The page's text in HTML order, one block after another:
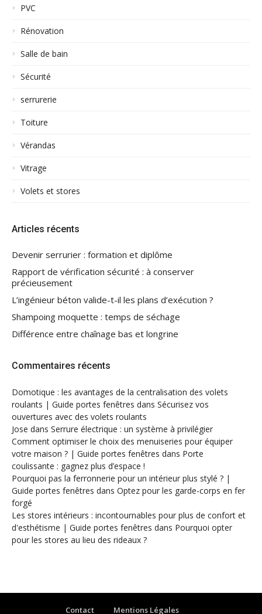
PVC
Rénovation
Salle de bain
Sécurité
serrurerie
Toiture
Vérandas
Vitrage
Volets et stores
Articles récents
Devenir serrurier : formation et diplôme
Rapport de vérification sécurité : à conserver
précieusement
L’ingénieur béton valide-t-il les plans d’exécution ?
Shampoing moquette : temps de séchage
Différence entre chaînage bas et longrine
Commentaires récents
Domotique : les avantages de la centralisation des volets
roulants | Guide portes fenêtres dans Sécurisez vos
ouvertures avec des volets roulants
Jose dans Serrure électrique : un système à privilégier
Comment optimiser le choix des menuiseries pour équiper
votre maison ? | Guide portes fenêtres dans Porte
coulissante : gagnez plus d’espace !
Pourquoi pas la ferronnerie pour un intérieur plus stylé ? |
Guide portes fenêtres dans Optez pour les garde-corps en fer
forgé
Les stores intérieurs : incontournables pour plus de confort et
d'esthétisme | Guide portes fenêtres dans Pourquoi opter
pour les stores au lieu des rideaux ?
Contact Mentions Légales